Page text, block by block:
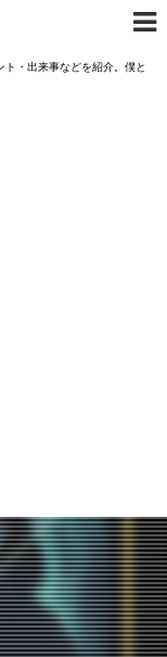
・出来事などを紹介。僕と